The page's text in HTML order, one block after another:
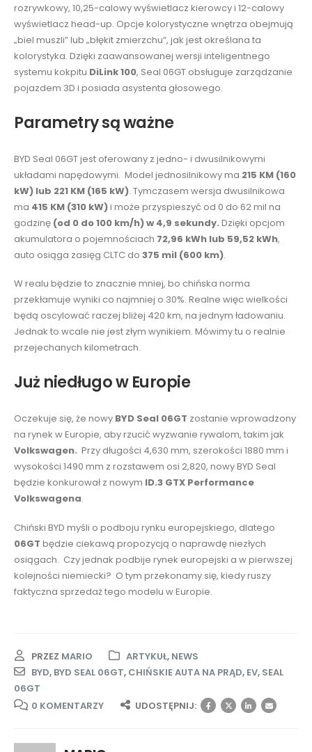
rozrywkowy, 10,25-calowy wyświetlacz kierowcy i 12-calowy
wyświetlacz head-up. Opcje kolorystyczne wnętrza obejmują
„biel muszli” lub „błękit zmierzchu”, jak jest określana ta
kolorystyka. Dzięki zaawansowanej wersji inteligentnego
systemu kokpitu DiLink 100, Seal 06GT obsługuje zarządzanie
pojazdem 3D i posiada asystenta głosowego.
Parametry są ważne
BYD Seal 06GT jest oferowany z jedno- i dwusilnikowymi
układami napędowymi. Model jednosilnikowy ma 215 KM (160
kW) lub 221 KM (165 kW). Tymczasem wersja dwusilnikowa
ma 415 KM (310 kW)i może przyspieszyć od 0 do 62 mil na
godzinę (od 0 do 100 km/h) w 4,9 sekundy. Dzięki opcjom
akumulatora o pojemnościach 72,96 kWh lub 59,52 kWh,
auto osiąga zasięg CLTC do 375 mil (600 km).
W realu będzie to znacznie mniej, bo chińska norma
przekłamuje wyniki co najmniej o 30%. Realne więc wielkości
będą oscylować raczej bliżej 420 km, na jednym ładowaniu.
Jednak to wcale nie jest złym wynikiem. Mówimy tu o realnie
przejechanych kilometrach.
Już niedługo w Europie
Oczekuje się, że nowy BYD Seal 06GT zostanie wprowadzony
na rynek w Europie, aby rzucić wyzwanie rywalom, takim jak
Volkswagen. Przy długości 4,630 mm, szerokości 1880 mm i
wysokości 1490 mm z rozstawem osi 2,820, nowy BYD Seal
będzie konkurował z nowym ID.3 GTX Performance
Volkswagena.
Chiński BYD myśli o podboju rynku europejskiego, dlatego
06GT będzie ciekawą propozycją o naprawdę niezłych
osiągach. Czy jednak podbije rynek europejski a w pierwszej
kolejności niemiecki? O tym przekonamy się, kiedy ruszy
faktyczna sprzedaż tego modelu w Europie.
PRZEZ MARIO ARTYKUŁ, NEWS
BYD, BYD SEAL 06GT, CHIŃSKIE AUTA NA PRĄD, EV, SEAL
06GT
0 KOMENTARZY
UDOSTĘPNIJ: